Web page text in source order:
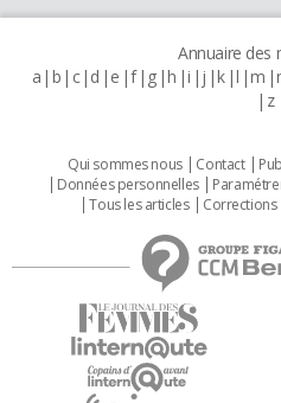
Annuaire des
a b c d e f g h i j k l m
z
Qui sommes nous Contact
Données personnelles
Tous les articles
Corrections